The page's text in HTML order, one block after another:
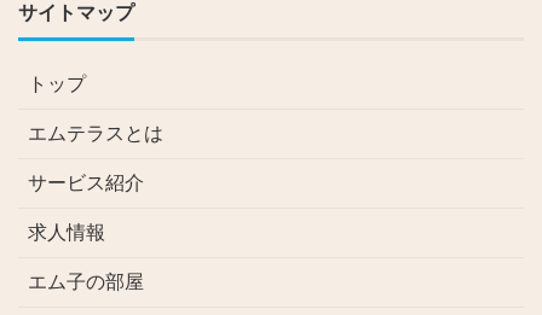
サイトマップ
トップ
エムテラスとは
サービス紹介
求人情報
エム子の部屋